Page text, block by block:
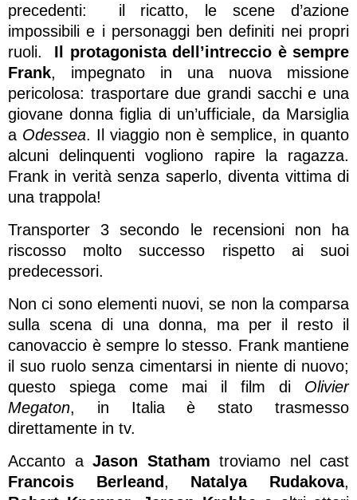
precedenti: il ricatto, le scene d’azione
impossibili e i personaggi ben definiti nei propri
ruoli.
Il protagonista dell’intreccio è sempre
Frank, impegnato in una nuova missione
pericolosa: trasportare due grandi sacchi e una
giovane donna figlia di un’ufficiale, da Marsiglia
a Odessea. Il viaggio non è semplice, in quanto
alcuni delinquenti vogliono rapire la ragazza.
Frank in verità senza saperlo, diventa vittima di
una trappola!
Transporter 3 secondo le recensioni non ha
riscosso molto successo rispetto ai suoi
predecessori.
Non ci sono elementi nuovi, se non la comparsa
sulla scena di una donna, ma per il resto il
canovaccio è sempre lo stesso. Frank mantiene
il suo ruolo senza cimentarsi in niente di nuovo;
questo spiega come mai il film di Olivier
Megaton, in Italia è stato trasmesso
direttamente in tv.
Accanto a Jason Statham troviamo nel cast
Francois Berleand, Natalya Rudakova,